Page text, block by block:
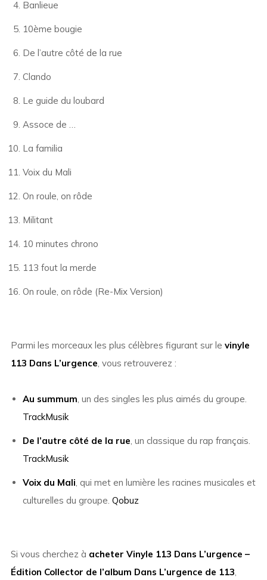
Banlieue
10ème bougie
De l’autre côté de la rue
Clando
Le guide du loubard
Assoce de …
La familia
Voix du Mali
On roule, on rôde
Militant
10 minutes chrono
113 fout la merde
On roule, on rôde (Re-Mix Version)
Parmi les morceaux les plus célèbres figurant sur le vinyle
113 Dans L’urgence, vous retrouverez :
Au summum, un des singles les plus aimés du groupe.
TrackMusik
De l’autre côté de la rue, un classique du rap français.
TrackMusik
Voix du Mali, qui met en lumière les racines musicales et
culturelles du groupe. Qobuz
Si vous cherchez à acheter Vinyle 113 Dans L’urgence –
Édition Collector de l’album Dans L’urgence de 113,